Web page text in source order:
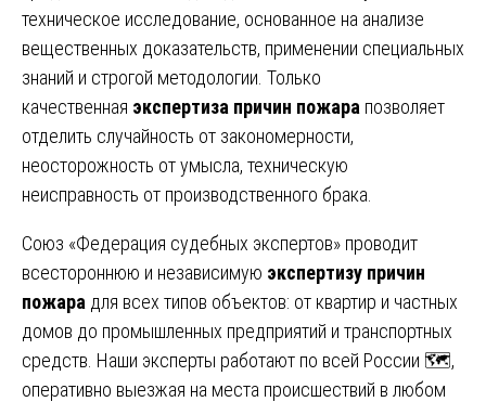
техническое исследование, основанное на анализе
вещественных доказательств, применении специальных
знаний и строгой методологии. Только
качественная экспертиза причин пожара позволяет
отделить случайность от закономерности,
неосторожность от умысла, техническую
неисправность от производственного брака.
Союз «Федерация судебных экспертов» проводит
всестороннюю и независимую экспертизу причин
пожара для всех типов объектов: от квартир и частных
домов до промышленных предприятий и транспортных
средств. Наши эксперты работают по всей России 🗺️,
оперативно выезжая на места происшествий в любом